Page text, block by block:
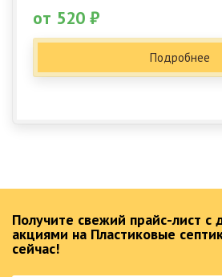
от 520 ₽
Подробнее
Получите свежий прайс-лист
акциями на Пластиковые
сейчас!